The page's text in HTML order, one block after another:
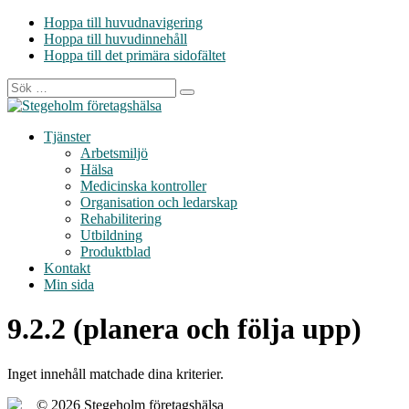
Hoppa till huvudnavigering
Hoppa till huvudinnehåll
Hoppa till det primära sidofältet
Tjänster
Arbetsmiljö
Hälsa
Medicinska kontroller
Organisation och ledarskap
Rehabilitering
Utbildning
Produktblad
Kontakt
Min sida
9.2.2 (planera och följa upp)
Inget innehåll matchade dina kriterier.
© 2026 Stegeholm företagshälsa